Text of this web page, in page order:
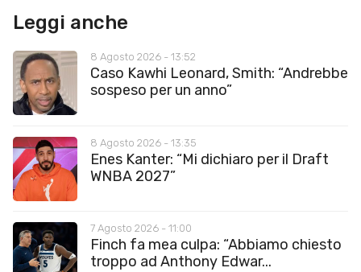
Leggi anche
8 Agosto 2026 - 13:52
Caso Kawhi Leonard, Smith: “Andrebbe
sospeso per un anno”
8 Agosto 2026 - 13:35
Enes Kanter: “Mi dichiaro per il Draft
WNBA 2027”
7 Agosto 2026 - 11:00
Finch fa mea culpa: “Abbiamo chiesto
troppo ad Anthony Edwar...